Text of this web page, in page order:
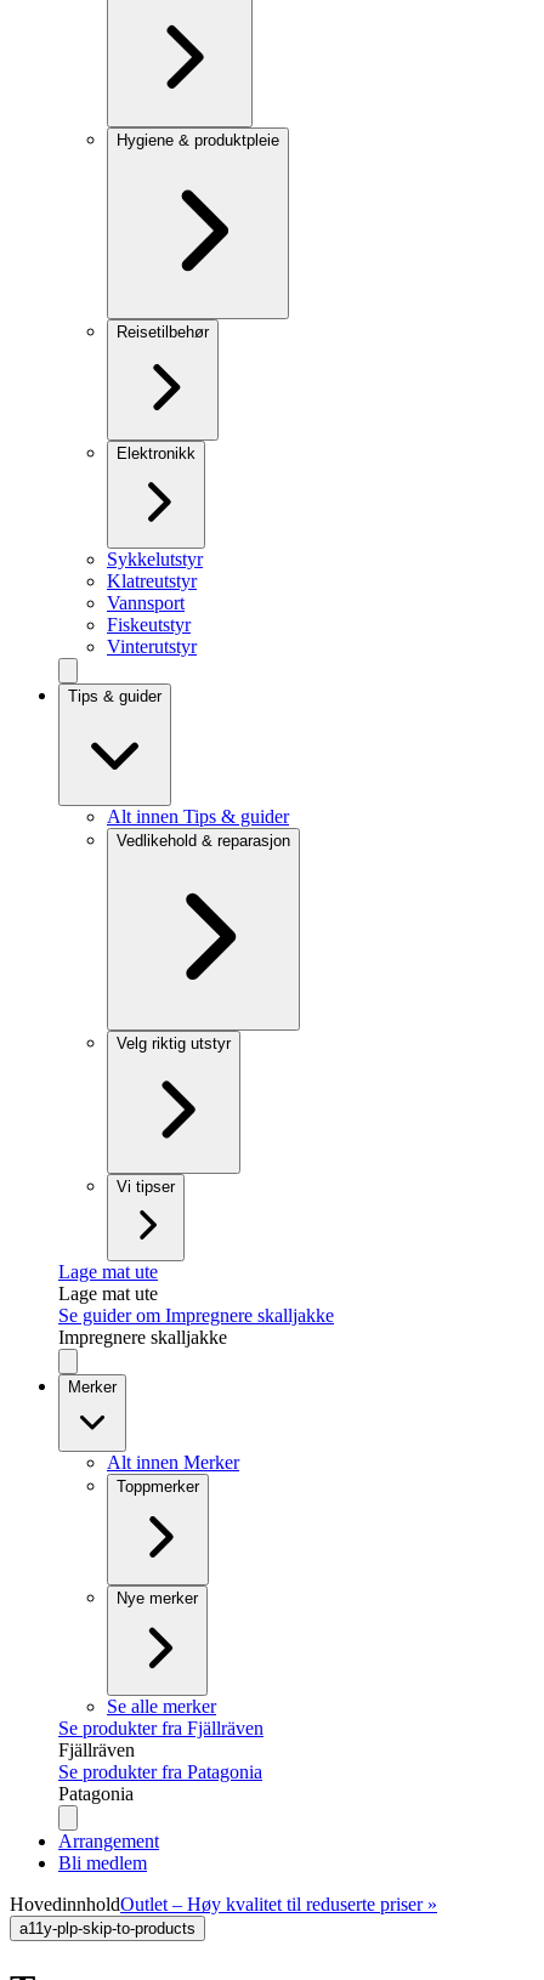
Hygiene & produktpleie
Reisetilbehør
Elektronikk
Sykkelutstyr
Klatreutstyr
Vannsport
Fiskeutstyr
Vinterutstyr
Tips & guider
Alt innen Tips & guider
Vedlikehold & reparasjon
Velg riktig utstyr
Vi tipser
Lage mat ute
Lage mat ute
Se guider om Impregnere skalljakke
Impregnere skalljakke
Merker
Alt innen Merker
Toppmerker
Nye merker
Se alle merker
Se produkter fra Fjällräven
Fjällräven
Se produkter fra Patagonia
Patagonia
Arrangement
Bli medlem
HovedinnholdOutlet – Høy kvalitet til reduserte priser »
a11y-plp-skip-to-products